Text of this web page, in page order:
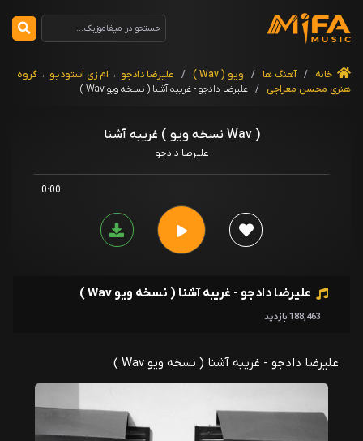
خانه / آهنگ ها / ویو ( Wav ) / علیرضا دادجو ، ام زی استودیو ، گروه
هنری محسن معراجی
/ علیرضا دادجو - غریبه آشنا ( نسخه ویو Wav )
غریبه آشنا ( نسخه ویو Wav )
علیرضا دادجو
0:00
علیرضا دادجو - غریبه آشنا ( نسخه ویو Wav )
188,463 بازدید
علیرضا دادجو - غریبه آشنا ( نسخه ویو Wav )